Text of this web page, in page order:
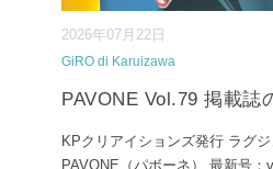
2026年07月22日
GiRO di Karuizawa
PAVONE Vol.79 掲載誌
KPクリアイションズ発行 ラグ
PAVONE（パボーネ） 最新号